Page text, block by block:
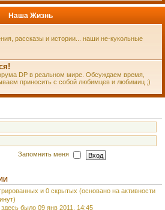
Наша Жизнь
рассказы и истории... наши не-кукольные
DP в реальном мире. Обсуждаем время,
приносить с собой любимцев и любимиц ;)
Запомнить меня
и 0 скрытых (основано на активности
здесь было 09 янв 2011, 14:45